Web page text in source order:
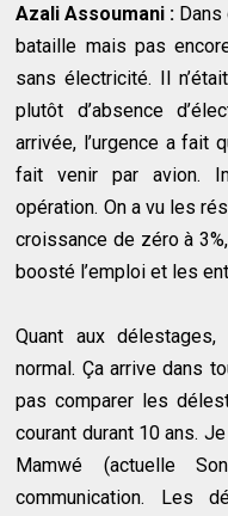
Azali Assoumani : Dans
bataille mais pas
sans électricité. Il
plutôt d’absence
arrivée, l’urgence a fait
fait venir par avion.
opération. On a vu les
croissance de zéro à
boosté l’emploi et les
Quant aux
normal. Ça arrive dans
pas comparer les
courant durant 10 ans.
Mamwé (actuelle
communication. Les